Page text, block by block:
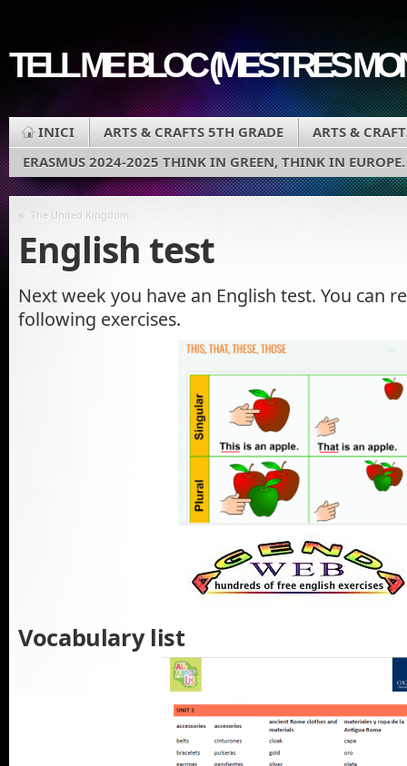
TELL ME BLOC (MESTRES
INICI ARTS & CRAFTS 5TH GRADE
ARTS &
ERASMUS 2024-2025 THINK IN GREEN, THINK IN EUROPE.
« The United Kingdom
English test
Next week you have an English test. You can
following exercises.
Vocabulary list